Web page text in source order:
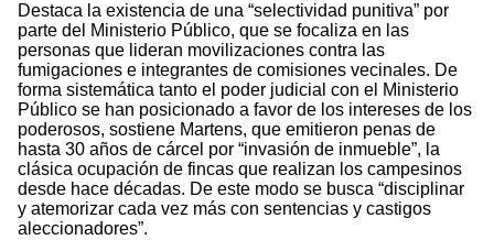
Destaca la existencia de una “selectividad punitiva” por
parte del Ministerio Público, que se focaliza en las
personas que lideran movilizaciones contra las
fumigaciones e integrantes de comisiones vecinales. De
forma sistemática tanto el poder judicial con el Ministerio
Público se han posicionado a favor de los intereses de los
poderosos, sostiene Martens, que emitieron penas de
hasta 30 años de cárcel por “invasión de inmueble”, la
clásica ocupación de fincas que realizan los campesinos
desde hace décadas. De este modo se busca “disciplinar
y atemorizar cada vez más con sentencias y castigos
aleccionadores”.